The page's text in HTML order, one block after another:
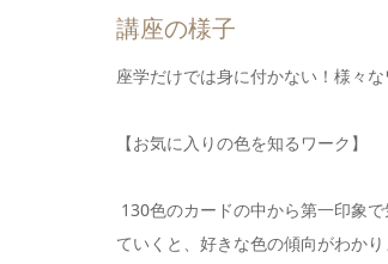
講座の様子
座学だけでは身に付かない！様々
【お気に入りの色を知るワーク】
130色のカードの中から第一印象
ていくと、好きな色の傾向がわか